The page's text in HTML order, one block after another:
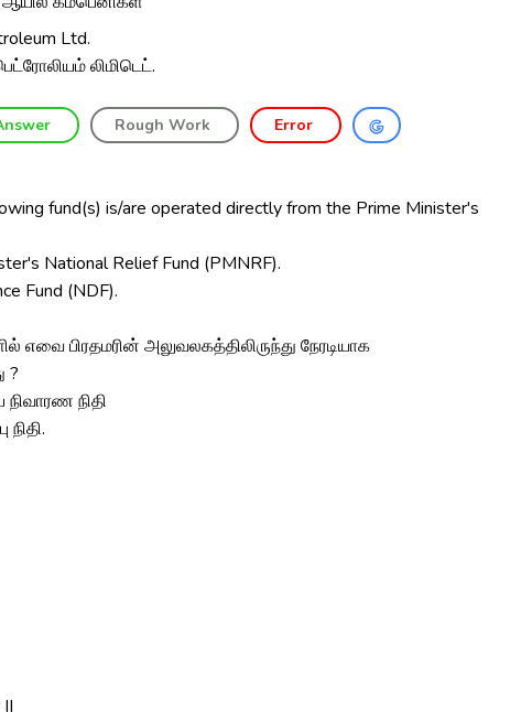
Ltd.
லிமிடெட்.
Rough Work Error
fund(s) is/are operated directly from the Prime Minister's
National Relief Fund (PMNRF).
Fund (NDF).
பிரதமரின் அலுவலகத்திலிருந்து நேரடியாக
?
நிவாரண நிதி
நிதி.